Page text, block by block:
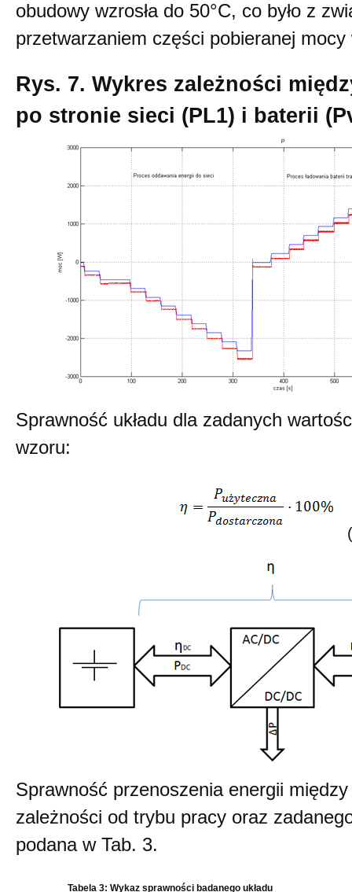
obudowy wzrosła do 50°C, co było z
przetwarzaniem części pobieranej mocy
Rys. 7. Wykres zależności
po stronie sieci (PL1) i baterii
Sprawność układu dla zadanych
wzoru:
Sprawność przenoszenia energii
zależności od trybu pracy oraz
podana w Tab. 3.
Tabela 3: Wykaz sprawności badanego układu